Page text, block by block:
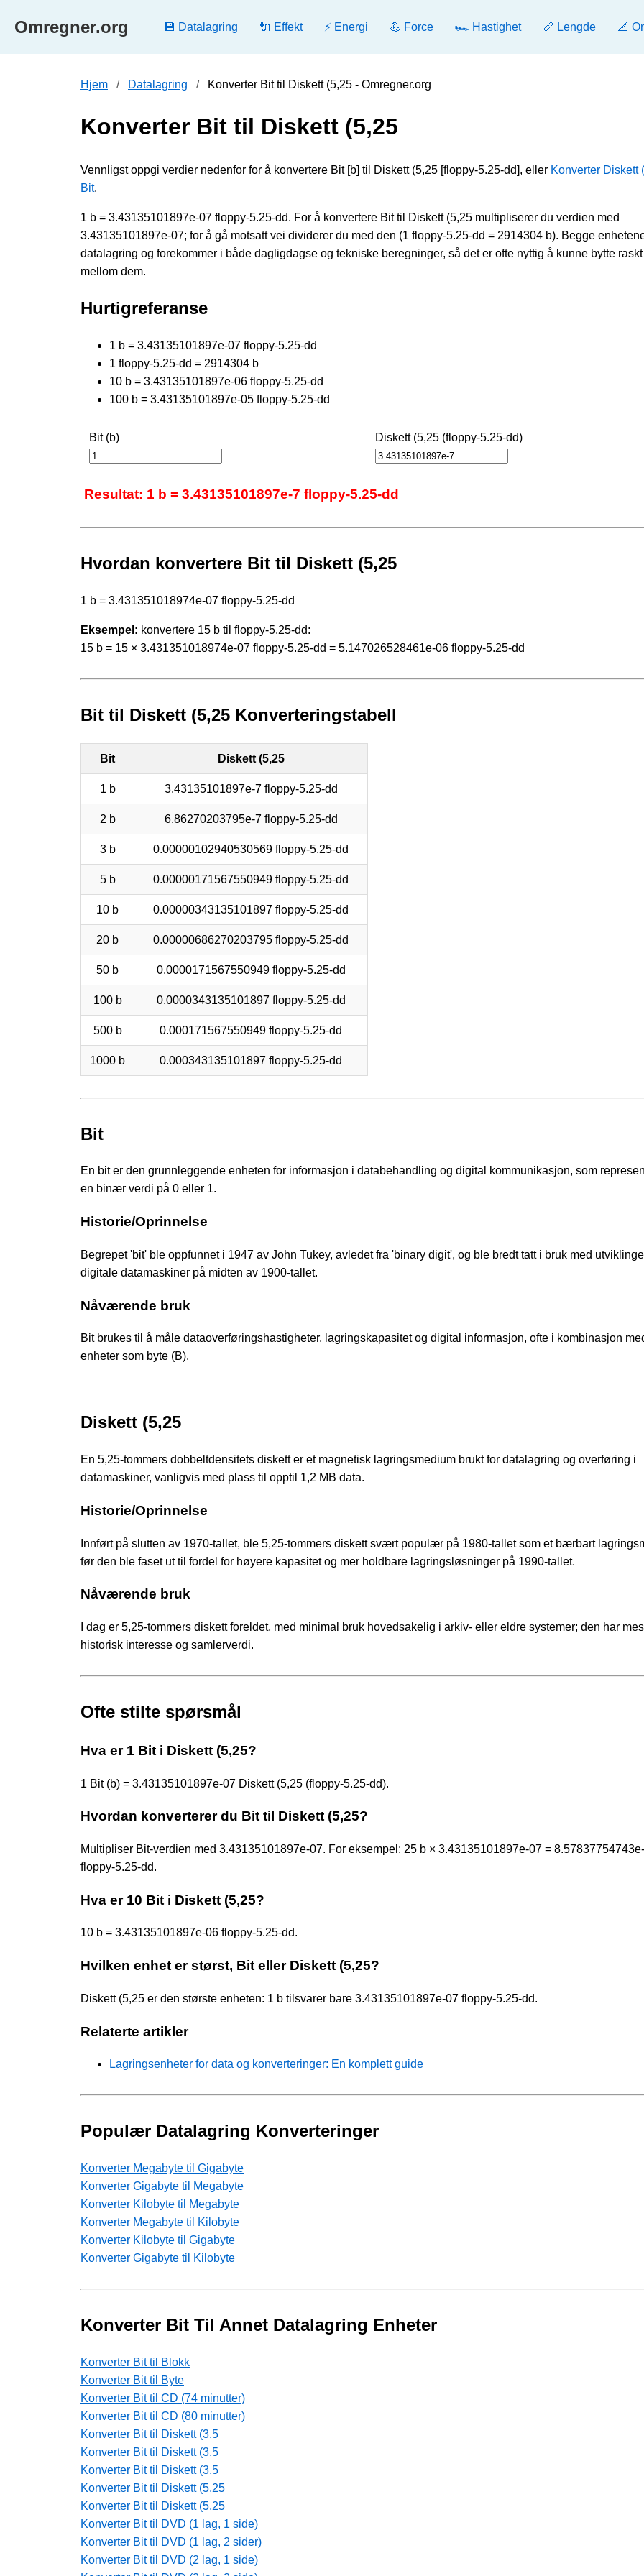
Omregner.org 💾 Datalagring 🔌 Effekt ⚡ Energi 💪 Force 🏎️ Hastighet 📏 Lengde 📐
Hjem Datalagring Konverter Bit til Diskett (5,25 - Omregner.org
Konverter Bit til Diskett (5,25
Vennligst oppgi verdier nedenfor for å konvertere Bit [b] til Diskett (5,25 [floppy-5.25-dd], eller Konverter Diskett
Bit.
1 b = 3.43135101897e-07 floppy-5.25-dd. For å konvertere Bit til Diskett (5,25 multipliserer du verdien med
3.43135101897e-07; for å gå motsatt vei dividerer du med den (1 floppy-5.25-dd = 2914304 b). Begge
datalagring og forekommer i både dagligdagse og tekniske beregninger, så det er ofte nyttig å kunne bytte raskt
mellom dem.
Hurtigreferanse
1 b = 3.43135101897e-07 floppy-5.25-dd
1 floppy-5.25-dd = 2914304 b
10 b = 3.43135101897e-06 floppy-5.25-dd
100 b = 3.43135101897e-05 floppy-5.25-dd
Bit (b) Diskett (5,25 (floppy-5.25-dd)
Resultat: 1 b = 3.43135101897e-7 floppy-5.25-dd
Hvordan konvertere Bit til Diskett (5,25
1 b = 3.431351018974e-07 floppy-5.25-dd
Eksempel: konvertere 15 b til floppy-5.25-dd:
15 b = 15 × 3.431351018974e-07 floppy-5.25-dd = 5.147026528461e-06 floppy-5.25-dd
Bit til Diskett (5,25 Konverteringstabell
Bit Diskett (5,25
1 b 3.43135101897e-7 floppy-5.25-dd
2 b 6.86270203795e-7 floppy-5.25-dd
3 b 0.00000102940530569 floppy-5.25-dd
5 b 0.00000171567550949 floppy-5.25-dd
10 b 0.00000343135101897 floppy-5.25-dd
20 b 0.00000686270203795 floppy-5.25-dd
50 b 0.0000171567550949 floppy-5.25-dd
100 b 0.0000343135101897 floppy-5.25-dd
500 b 0.000171567550949 floppy-5.25-dd
1000 b 0.000343135101897 floppy-5.25-dd
Bit
En bit er den grunnleggende enheten for informasjon i databehandling og digital kommunikasjon, som
en binær verdi på 0 eller 1.
Historie/Oprinnelse
Begrepet 'bit' ble oppfunnet i 1947 av John Tukey, avledet fra 'binary digit', og ble bredt tatt i bruk med
digitale datamaskiner på midten av 1900-tallet.
Nåværende bruk
Bit brukes til å måle dataoverføringshastigheter, lagringskapasitet og digital informasjon, ofte i kombinasjon
enheter som byte (B).
Diskett (5,25
En 5,25-tommers dobbeltdensitets diskett er et magnetisk lagringsmedium brukt for datalagring og overføring i
datamaskiner, vanligvis med plass til opptil 1,2 MB data.
Historie/Oprinnelse
Innført på slutten av 1970-tallet, ble 5,25-tommers diskett svært populær på 1980-tallet som et bærbart
før den ble faset ut til fordel for høyere kapasitet og mer holdbare lagringsløsninger på 1990-tallet.
Nåværende bruk
I dag er 5,25-tommers diskett foreldet, med minimal bruk hovedsakelig i arkiv- eller eldre systemer; den har
historisk interesse og samlerverdi.
Ofte stilte spørsmål
Hva er 1 Bit i Diskett (5,25?
1 Bit (b) = 3.43135101897e-07 Diskett (5,25 (floppy-5.25-dd).
Hvordan konverterer du Bit til Diskett (5,25?
Multipliser Bit-verdien med 3.43135101897e-07. For eksempel: 25 b × 3.43135101897e-07 =
floppy-5.25-dd.
Hva er 10 Bit i Diskett (5,25?
10 b = 3.43135101897e-06 floppy-5.25-dd.
Hvilken enhet er størst, Bit eller Diskett (5,25?
Diskett (5,25 er den største enheten: 1 b tilsvarer bare 3.43135101897e-07 floppy-5.25-dd.
Relaterte artikler
Lagringsenheter for data og konverteringer: En komplett guide
Populær Datalagring Konverteringer
Konverter Megabyte til Gigabyte
Konverter Gigabyte til Megabyte
Konverter Kilobyte til Megabyte
Konverter Megabyte til Kilobyte
Konverter Kilobyte til Gigabyte
Konverter Gigabyte til Kilobyte
Konverter Bit Til Annet Datalagring Enheter
Konverter Bit til Blokk
Konverter Bit til Byte
Konverter Bit til CD (74 minutter)
Konverter Bit til CD (80 minutter)
Konverter Bit til Diskett (3,5
Konverter Bit til Diskett (3,5
Konverter Bit til Diskett (3,5
Konverter Bit til Diskett (5,25
Konverter Bit til Diskett (5,25
Konverter Bit til DVD (1 lag, 1 side)
Konverter Bit til DVD (1 lag, 2 sider)
Konverter Bit til DVD (2 lag, 1 side)